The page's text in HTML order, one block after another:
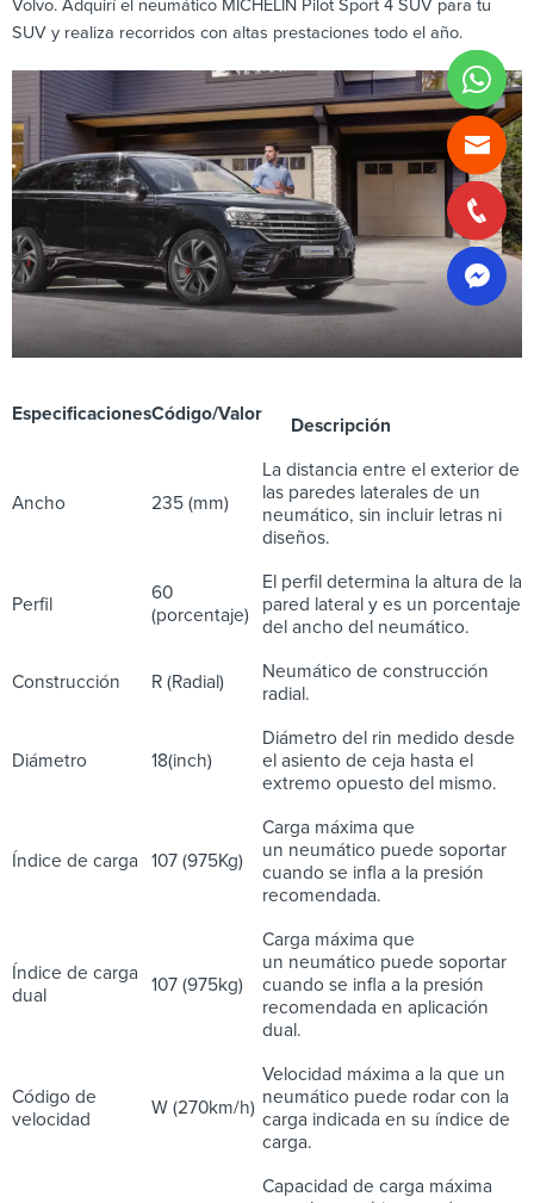
Volvo. Adquirí el neumático MICHELIN Pilot Sport 4 SUV para tu
SUV y realiza recorridos con altas prestaciones todo el año.
EspecificacionesCódigo/Valor
Descripción
Ancho 235 (mm)
La distancia entre el exterior de
las paredes laterales de un
neumático, sin incluir letras ni
diseños.
Perfil
60
(porcentaje)
El perfil determina la altura de la
pared lateral y es un porcentaje
del ancho del neumático.
Construcción R (Radial)
Neumático de construcción
radial.
Diámetro 18(inch)
Diámetro del rin medido desde
el asiento de ceja hasta el
extremo opuesto del mismo.
Índice de carga 107 (975Kg)
Carga máxima que
un neumático puede soportar
cuando se infla a la presión
recomendada.
Índice de carga
dual
107 (975kg)
Carga máxima que
un neumático puede soportar
cuando se infla a la presión
recomendada en aplicación
dual.
Código de
velocidad
W (270km/h)
Velocidad máxima a la que un
neumático puede rodar con la
carga indicada en su índice de
carga.
Capacidad de carga máxima